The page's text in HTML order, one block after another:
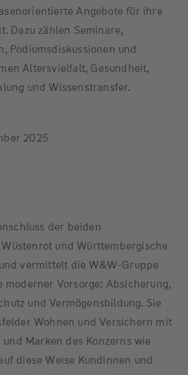
Angebote für ihre
Dazu zählen Seminare,
Podiumsdiskussionen und
Altersvielfalt, Gesundheit,
und Wissenstransfer.
2025
der beiden
und Württembergische
vermittelt die W&W-Gruppe
moderner Vorsorge: Absicherung,
und Vermögensbildung. Sie
Wohnen und Versichern mit
Marken des Konzerns wie
diese Weise Kundinnen und